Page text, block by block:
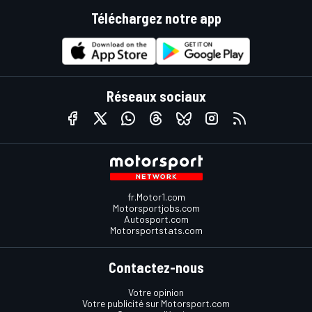
Téléchargez notre app
Réseaux sociaux
fr.Motor1.com
Motorsportjobs.com
Autosport.com
Motorsportstats.com
Contactez-nous
Votre opinion
Votre publicité sur Motorsport.com